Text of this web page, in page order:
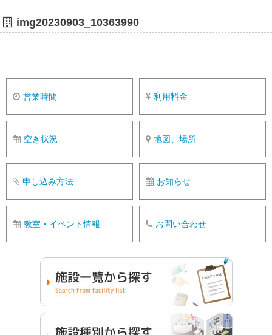
img20230903_10363990
営業時間 利用料金
空き状況 地図、場所
申し込み方法 お知らせ
教室・イベント情報 お問い合わせ